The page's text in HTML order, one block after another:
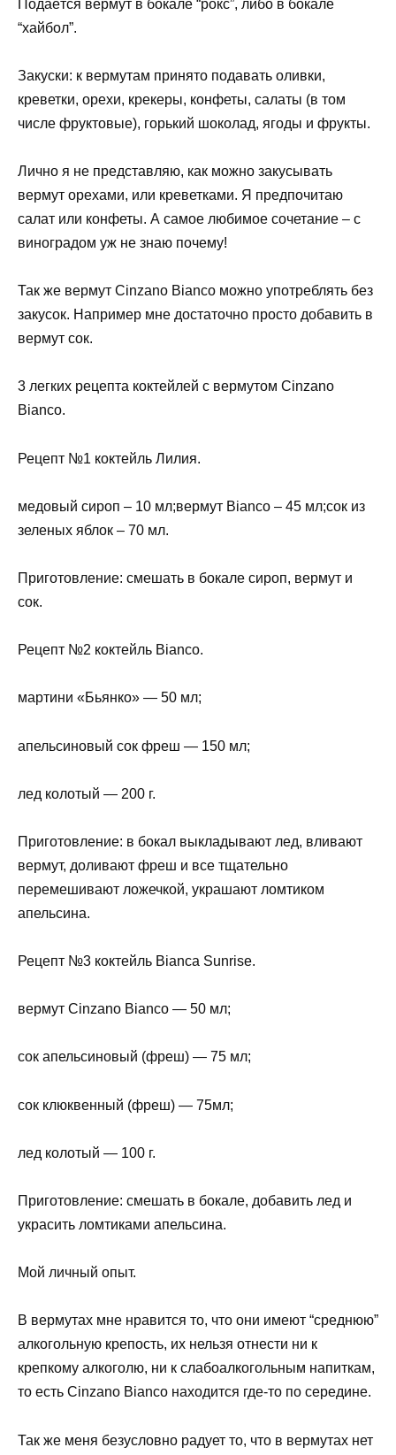
Подаётся вермут в бокале “рокс”, либо в бокале
“хайбол”.
Закуски: к вермутам принято подавать оливки,
креветки, орехи, крекеры, конфеты, салаты (в том
числе фруктовые), горький шоколад, ягоды и фрукты.
Лично я не представляю, как можно закусывать
вермут орехами, или креветками. Я предпочитаю
салат или конфеты. А самое любимое сочетание – с
виноградом уж не знаю почему!
Так же вермут Cinzano Bianco можно употреблять без
закусок. Например мне достаточно просто добавить в
вермут сок.
3 легких рецепта коктейлей с вермутом Cinzano
Bianco.
Рецепт №1 коктейль Лилия.
медовый сироп – 10 мл;вермут Bianco – 45 мл;сок из
зеленых яблок – 70 мл.
Приготовление: смешать в бокале сироп, вермут и
сок.
Рецепт №2 коктейль Bianco.
мартини «Бьянко» — 50 мл;
апельсиновый сок фреш — 150 мл;
лед колотый — 200 г.
Приготовление: в бокал выкладывают лед, вливают
вермут, доливают фреш и все тщательно
перемешивают ложечкой, украшают ломтиком
апельсина.
Рецепт №3 коктейль Bianca Sunrise.
вермут Cinzano Bianco — 50 мл;
сок апельсиновый (фреш) — 75 мл;
сок клюквенный (фреш) — 75мл;
лед колотый — 100 г.
Приготовление: смешать в бокале, добавить лед и
украсить ломтиками апельсина.
Мой личный опыт.
В вермутах мне нравится то, что они имеют “среднюю”
алкогольную крепость, их нельзя отнести ни к
крепкому алкоголю, ни к слабоалкогольным напиткам,
то есть Cinzano Bianco находится где-то по середине.
Так же меня безусловно радует то, что в вермутах нет